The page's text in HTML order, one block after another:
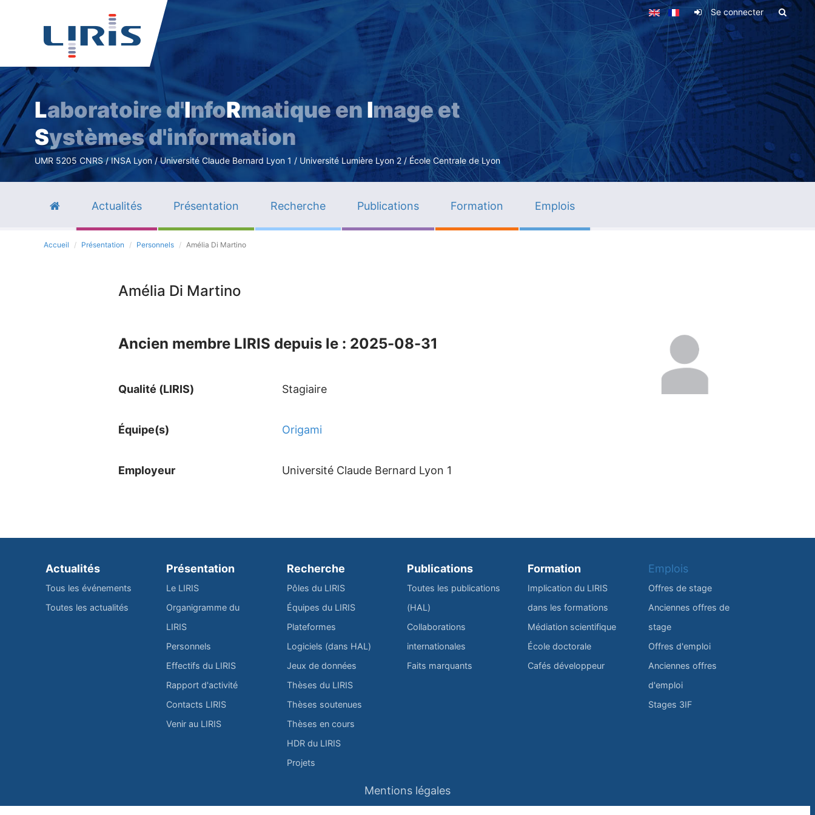
Aller
contenu
principal
Se connecter
Laboratoire d'InfoRmatique en Image et
Systèmes d'information
UMR 5205 CNRS / INSA Lyon / Université Claude Bernard Lyon 1 / Université Lumière Lyon 2 / École Centrale de Lyon
Actualités Présentation Recherche Publications Formation Emplois
Accueil Présentation Personnels Amélia Di Martino
Amélia Di Martino
Ancien membre LIRIS depuis le : 2025-08-31
Qualité (LIRIS) Stagiaire
Équipe(s) Origami
Employeur Université Claude Bernard Lyon 1
Actualités
Tous les événements
Toutes les actualités
Présentation
Le LIRIS
Organigramme du
LIRIS
Personnels
Effectifs du LIRIS
Rapport d'activité
Contacts LIRIS
Venir au LIRIS
Recherche
Pôles du LIRIS
Équipes du LIRIS
Plateformes
Logiciels (dans HAL)
Jeux de données
Thèses du LIRIS
Thèses soutenues
Thèses en cours
HDR du LIRIS
Projets
Publications
Toutes les publications
(HAL)
Collaborations
internationales
Faits marquants
Formation
Implication du LIRIS
dans les formations
Médiation scientifique
École doctorale
Cafés développeur
Emplois
Offres de stage
Anciennes offres de
stage
Offres d'emploi
Anciennes offres
d'emploi
Stages 3IF
Mentions légales